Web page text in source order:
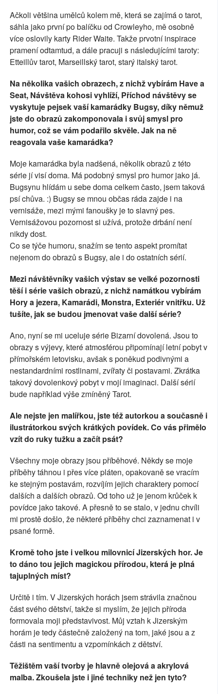
Ačkoli většina umělců kolem mě, která se zajímá o tarot,
sáhla jako první po balíčku od Crowleyho, mě osobně
více oslovily karty Rider Waite. Takže prvotní inspirace
pramení odtamtud, a dále pracuji s následujícími taroty:
Etteillův tarot, Marseillský tarot, starý italský tarot.
Na několika vašich obrazech, z nichž vybírám Have a
Seat, Návštěva kohosi vyhlíží, Příchod návštěvy se
vyskytuje pejsek vaší kamarádky Bugsy, díky němuž
jste do obrazů zakomponovala i svůj smysl pro
humor, což se vám podařilo skvěle. Jak na ně
reagovala vaše kamarádka?
Moje kamarádka byla nadšená, několik obrazů z této
série jí visí doma. Má podobný smysl pro humor jako já.
Bugsynu hlídám u sebe doma celkem často, jsem taková
psí chůva. :) Bugsy se mnou občas ráda zajde i na
vernisáže, mezi mými fanoušky je to slavný pes.
Vernisážovou pozornost si užívá, protože drbání není
nikdy dost.
Co se týče humoru, snažím se tento aspekt promítat
nejenom do obrazů s Bugsy, ale i do ostatních sérií.
Mezi návštěvníky vašich výstav se velké pozornosti
těší i série vašich obrazů, z nichž namátkou vybírám
Hory a jezera, Kamarádi, Monstra, Exteriér vnitřku. Už
tušíte, jak se budou jmenovat vaše další série?
Ano, nyní se mi uceluje série Bizarní dovolená. Jsou to
obrazy s výjevy, které atmosférou připomínají letní pobyt v
přímořském letovisku, avšak s poněkud podivnými a
nestandardními rostlinami, zvířaty či postavami. Zkrátka
takový dovolenkový pobyt v mojí imaginaci. Další sérií
bude například výše zmíněný Tarot.
Ale nejste jen malířkou, jste též autorkou a současně i
ilustrátorkou svých krátkých povídek. Co vás přimělo
vzít do ruky tužku a začít psát?
Všechny moje obrazy jsou příběhové. Někdy se moje
příběhy táhnou i přes více pláten, opakovaně se vracím
ke stejným postavám, rozvíjím jejich charaktery pomocí
dalších a dalších obrazů. Od toho už je jenom krůček k
povídce jako takové. A přesně to se stalo, v jednu chvíli
mi prostě došlo, že některé příběhy chci zaznamenat i v
psané formě.
Kromě toho jste i velkou milovnicí Jizerských hor. Je
to dáno tou jejich magickou přírodou, která je plná
tajuplných míst?
Určitě i tím. V Jizerských horách jsem strávila značnou
část svého dětství, takže si myslím, že jejich příroda
formovala moji představivost. Můj vztah k Jizerským
horám je tedy částečně založený na tom, jaké jsou a z
části na sentimentu a vzpomínkách z dětství.
Těžištěm vaší tvorby je hlavně olejová a akrylová
malba. Zkoušela jste i jiné techniky než jen tyto?